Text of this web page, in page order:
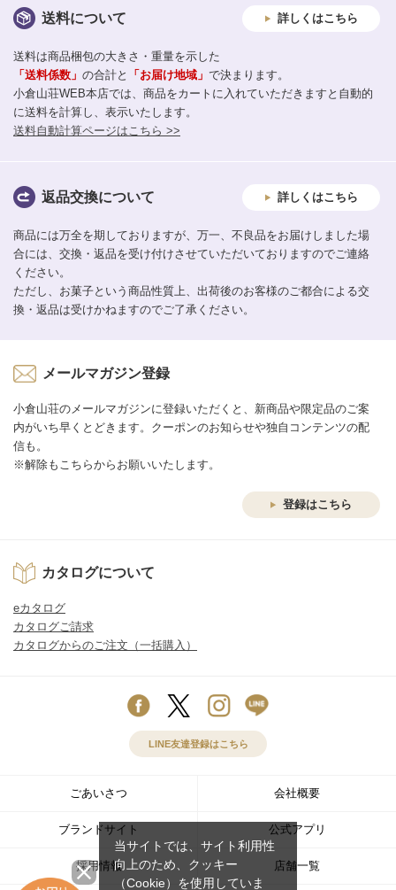
送料について 詳しくはこちら
送料は商品梱包の大きさ・重量を示した
「送料係数」 の合計と 「お届け地域」 で決まります。
小倉山荘WEB本店では、商品をカートに入れていただきますと自動的
に送料を計算し、表示いたします。
送料自動計算ページはこちら >>
返品交換について 詳しくはこちら
商品には万全を期しておりますが、万一、不良品をお届けしました場
合には、交換・返品を受け付けさせていただいておりますのでご連絡
ください。
ただし、お菓子という商品性質上、出荷後のお客様のご都合による交
換・返品は受けかねますのでご了承ください。
メールマガジン登録
小倉山荘のメールマガジンに登録いただくと、新商品や限定品のご案
内がいち早くとどきます。クーポンのお知らせや独自コンテンツの配
信も。
※解除もこちらからお願いいたします。
登録はこちら
カタログについて
eカタログ
カタログご請求
カタログからのご注文（一括購入）
LINE友達登録はこちら
ごあいさつ 会社概要
ブランドサイト 公式アプリ
採用情報 店舗一覧
当サイトでは、サイト利用性
向上のため、クッキー
（Cookie）を使用していま